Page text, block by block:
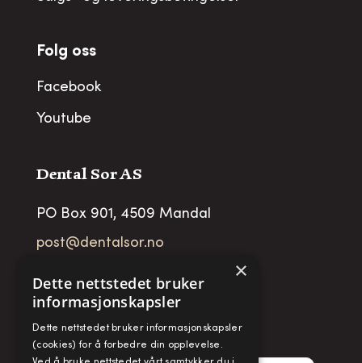
Folg oss
Facebook
Youtube
Dental Sor AS
PO Box 901, 4509 Mandal
post@dentalsor.no
Telefon: +47 38 27 88 88
Fax: + 47 38 27 88 89
×
Dette nettstedet bruker
informasjonskapsler
Dette nettstedet bruker informasjonskapsler
(cookies) for å forbedre din opplevelse.